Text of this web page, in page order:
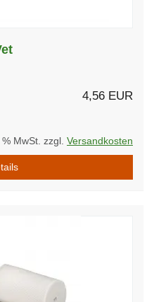
4,56 EUR
MwSt. zzgl. Versandkosten